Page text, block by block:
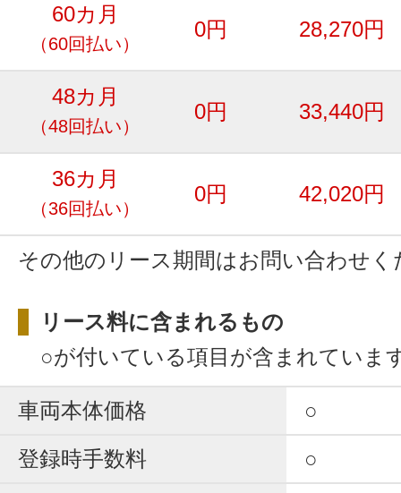
60カ月
（60回払い）
0円 28,270円
48カ月
（48回払い）
0円 33,440円
36カ月
（36回払い）
0円 42,020円
その他のリース期間はお問い合わせく
リース料に含まれるもの
○が付いている項目が含まれていま
車両本体価格
○
登録時手数料
○